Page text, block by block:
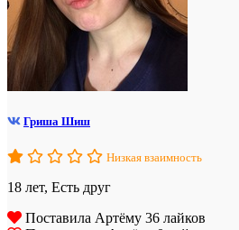
Гриша Шиш
Низкая взаимность
18 лет, Есть друг
Поставила Артёму 36 лайков